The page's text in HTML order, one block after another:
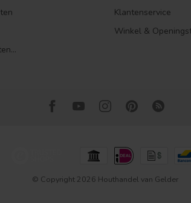
Klantenservice
Winkel &
© Copyright 2026 Houthandel van Gelder